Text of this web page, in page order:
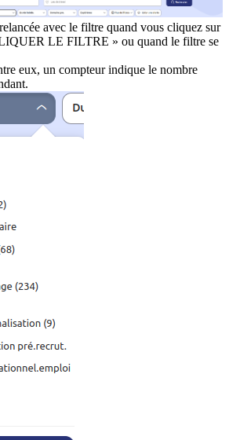
avec le filtre quand vous cliquez sur
LE FILTRE » ou quand le filtre se
eux, un compteur indique le nombre